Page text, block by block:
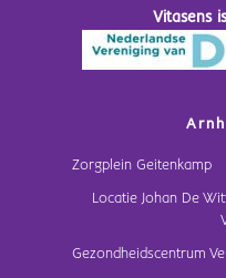
Vitasens
Zorgplein Geitenkamp
Locatie Johan De
Gezondheidscentrum